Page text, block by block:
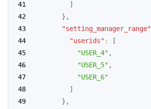
]
} ,
"setting_manager_range"
"userids" :
[
"USER_4" ,
"USER_5" ,
"USER_6"
]
} ,